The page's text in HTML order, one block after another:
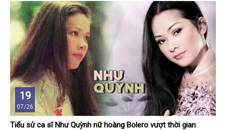
19
07/26
Tiểu sử ca sĩ Như Quỳnh nữ hoàng Bolero vượt thời gian